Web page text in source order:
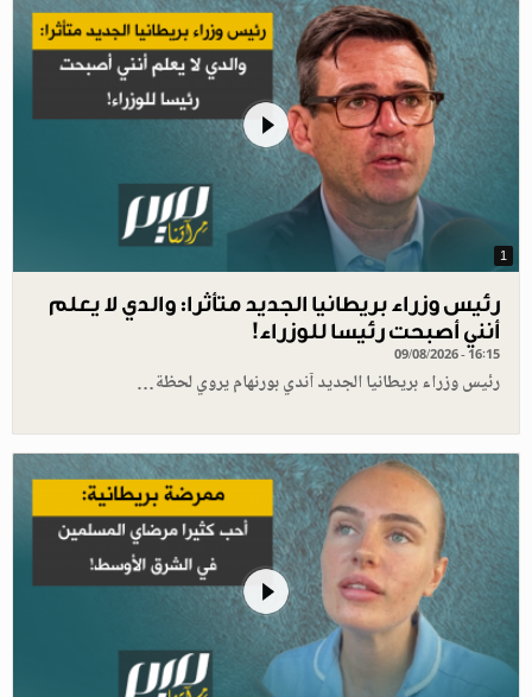
1
رئيس وزراء بريطانيا الجديد متأثرا: والدي لا يعلم
أنني أصبحت رئيسا للوزراء!
09/08/2026 - 16:15
رئيس وزراء بريطانيا الجديد آندي بورنهام يروي لحظة…